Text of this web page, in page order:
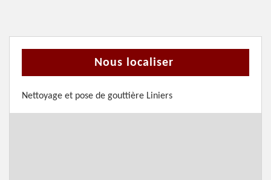
Nous localiser
Nettoyage et pose de gouttière Liniers